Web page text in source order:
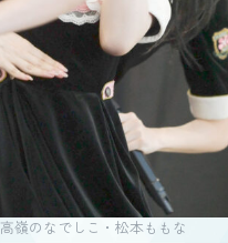
高嶺のなでしこ・松本ももな